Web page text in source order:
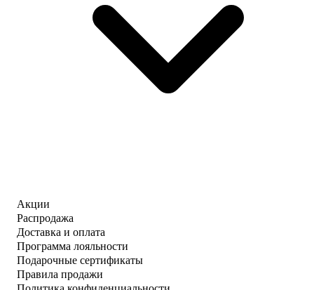
Акции
Распродажа
Доставка и оплата
Программа лояльности
Подарочные сертификаты
Правила продажи